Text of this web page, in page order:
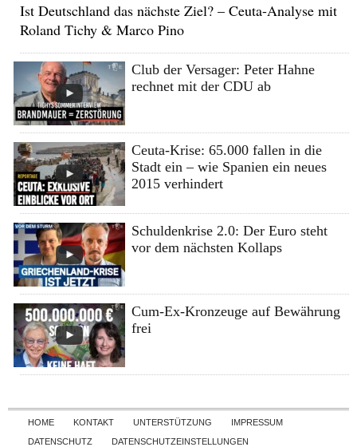
Ist Deutschland das nächste Ziel? – Ceuta-Analyse mit
Roland Tichy & Marco Pino
Club der Versager: Peter Hahne
rechnet mit der CDU ab
Ceuta-Krise: 65.000 fallen in die
Stadt ein – wie Spanien ein neues
2015 verhindert
Schuldenkrise 2.0: Der Euro steht
vor dem nächsten Kollaps
Cum-Ex-Kronzeuge auf Bewährung
frei
Skip to content
HOME KONTAKT UNTERSTÜTZUNG
IMPRESSUM
DATENSCHUTZ
DATENSCHUTZEINSTELLUNGEN